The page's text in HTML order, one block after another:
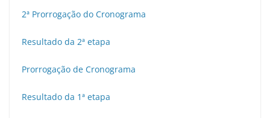
2ª Prorrogação do Cronograma
Resultado da 2ª etapa
Prorrogação de Cronograma
Resultado da 1ª etapa